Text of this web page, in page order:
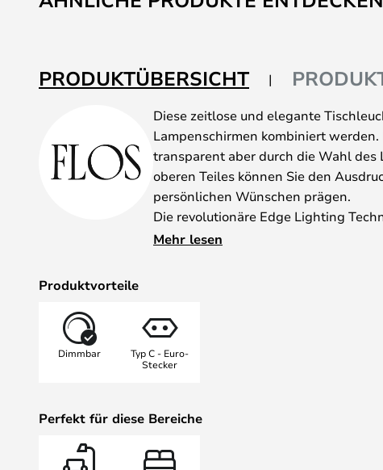
PRODUKTÜBERSICHT
Diese zeitlose und elegante
Lampenschirmen kombiniert
transparent aber durch die Wahl des
oberen Teiles können Sie den
persönlichen Wünschen prägen.
Die revolutionäre Edge Lighting
Gebrauch von den Möglichkeiten die
garantiert maximale Kontrolle der
Klick.
Die Tischleuchte gibt ein diffuses
Stecker geliefert.
Mehr lesen
Produktvorteile
Dimmbar
Typ C - Euro-
Stecker
Perfekt für diese Bereiche